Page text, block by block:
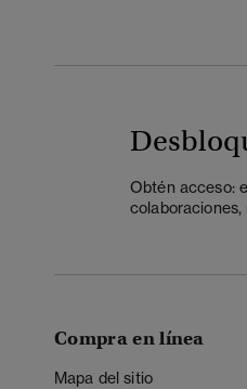
Obtén acceso:
colaboraciones,
Compra en línea
Mapa del sitio